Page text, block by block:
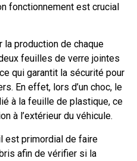
fonctionnement est crucial
production de chaque
feuilles de verre jointes
qui garantit la sécurité pour
En effet, lors d’un choc, le
à la feuille de plastique, ce
à l’extérieur du véhicule.
est primordial de faire
afin de vérifier si la